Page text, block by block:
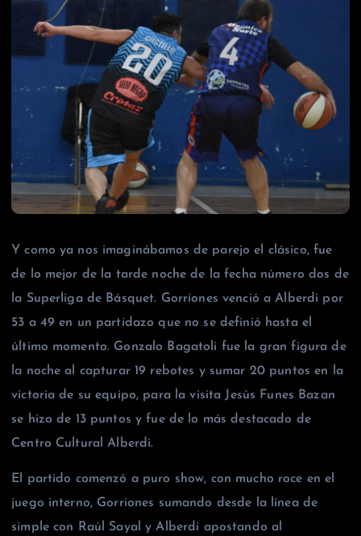
Y como ya nos imaginábamos de parejo el clásico, fue
de lo mejor de la tarde noche de la fecha número dos de
la Superliga de Básquet. Gorriones venció a Alberdi por
53 a 49 en un partidazo que no se definió hasta el
último momento. Gonzalo Bagatoli fue la gran figura de
la noche al capturar 19 rebotes y sumar 20 puntos en la
victoria de su equipo, para la visita Jesús Funes Bazan
se hizo de 13 puntos y fue de lo más destacado de
Centro Cultural Alberdi.
El partido comenzó a puro show, con mucho roce en el
juego interno, Gorriones sumando desde la línea de
simple con Raúl Sayal y Alberdi apostando al